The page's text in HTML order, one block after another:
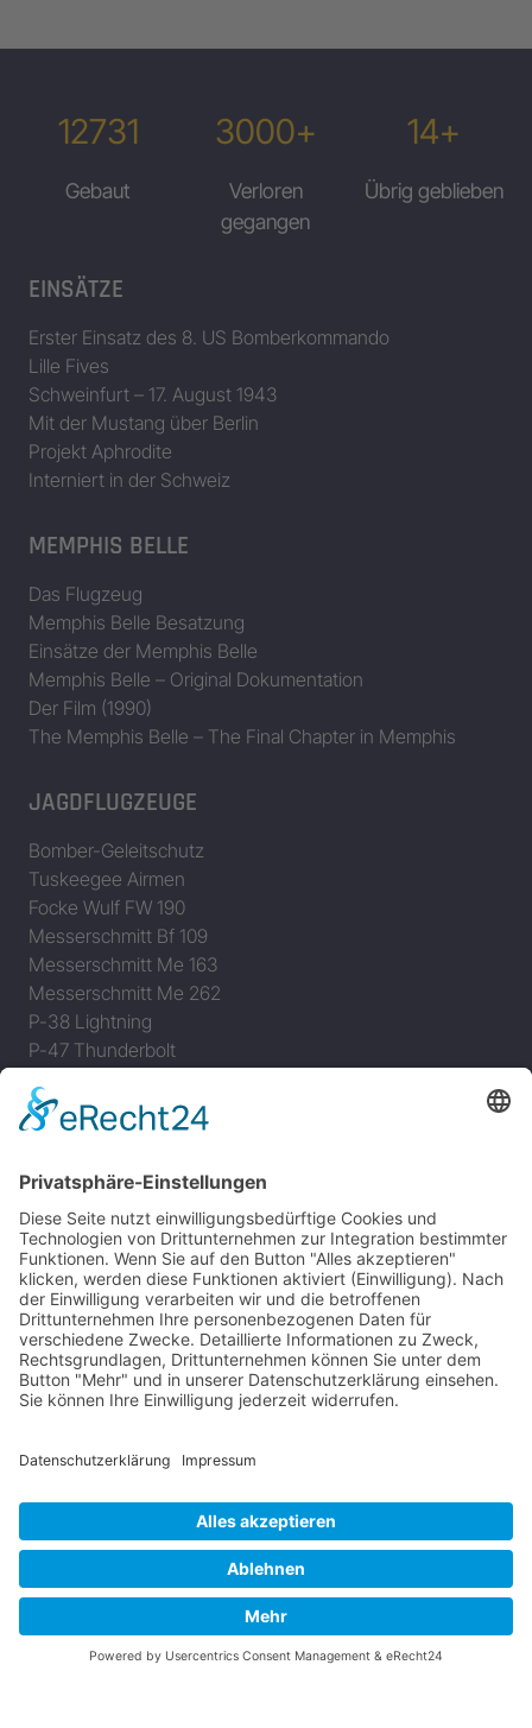
12731
Gebaut
3000+
Verloren
gegangen
14+
Übrig geblieben
EINSÄTZE
Erster Einsatz des 8. US Bomberkommando
Lille Fives
Schweinfurt – 17. August 1943
Mit der Mustang über Berlin
Projekt Aphrodite
Interniert in der Schweiz
MEMPHIS BELLE
Das Flugzeug
Memphis Belle Besatzung
Einsätze der Memphis Belle
Memphis Belle – Original Dokumentation
Der Film (1990)
The Memphis Belle – The Final Chapter in Memphis
JAGDFLUGZEUGE
Bomber-Geleitschutz
Tuskeegee Airmen
Focke Wulf FW 190
Messerschmitt Bf 109
Messerschmitt Me 163
Messerschmitt Me 262
P-38 Lightning
P-47 Thunderbolt
Über diese B-17 Webseite
Kontakt
Impressum
Datenschutzerklärung
B-17 Fan Store
Links
Gefällt Ihnen diese Website über die B-17 Flying
Fortress? Ich könnte Ihnen helfen, die Informationen
zu finden, die Sie suchen? Ich würde mich sehr
freuen, wenn Sie meine Arbeit jetzt mit
Meunterstützen!